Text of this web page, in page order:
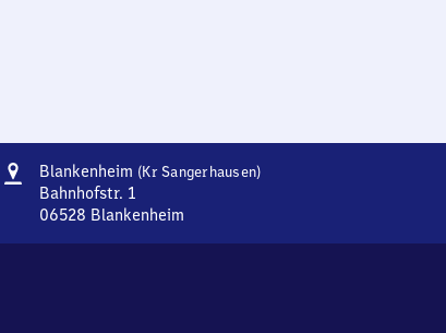
Adresse
Blankenheim (Kr Sangerhausen)Blankenheim
Bahnhofstr. 1
06528 Blankenheim